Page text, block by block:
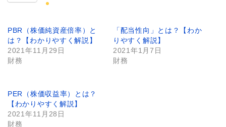
PBR（株価純資産倍率）と
は？【わかりやすく解説】
2021年11月29日
財務
「配当性向」とは？【わか
りやすく解説】
2021年1月7日
財務
PER（株価収益率）とは？
【わかりやすく解説】
2021年11月28日
財務